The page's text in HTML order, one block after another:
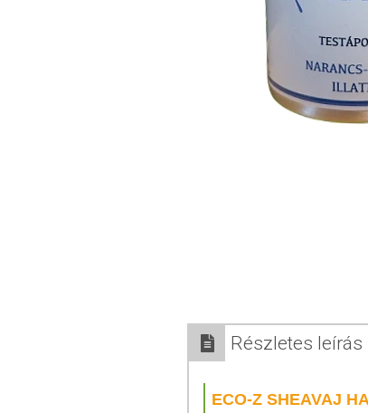
Részletes leírás
ECO-Z SHEAVAJ